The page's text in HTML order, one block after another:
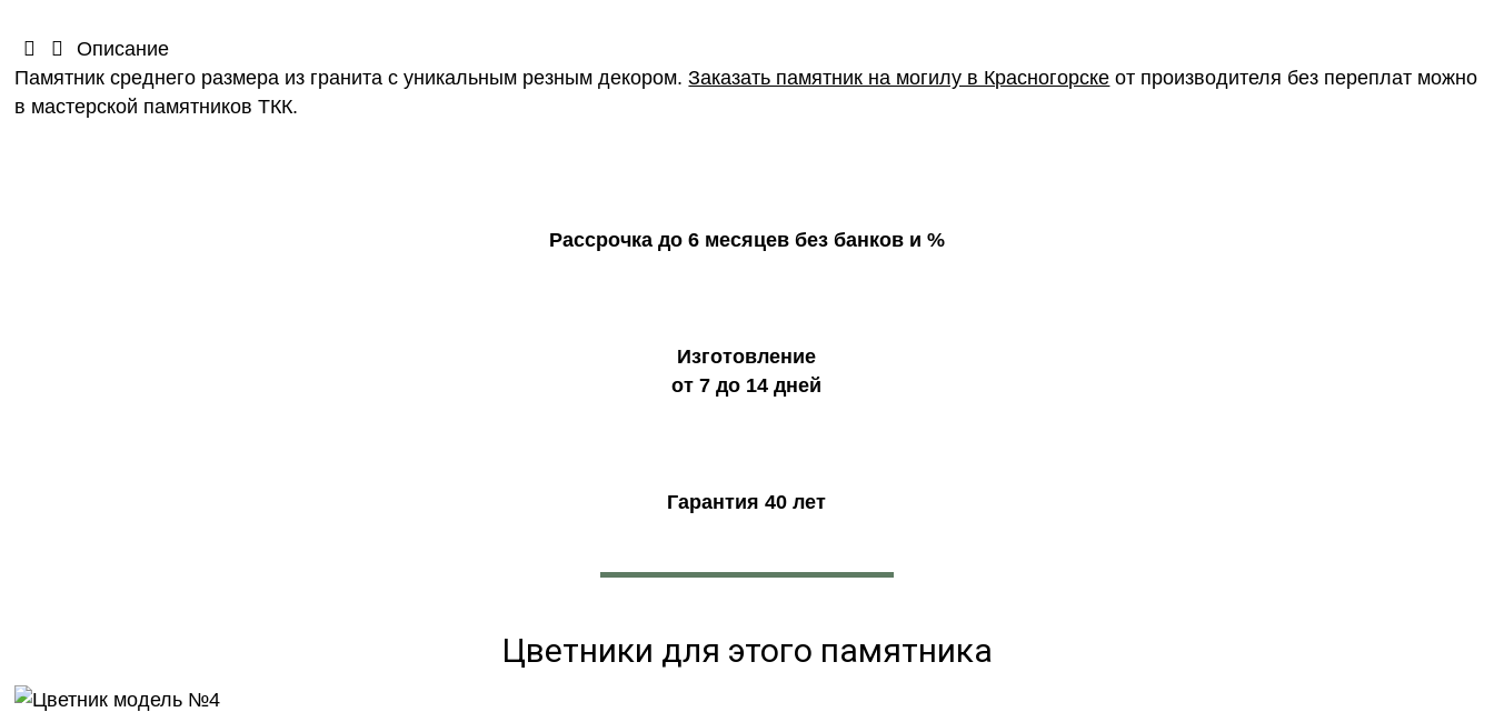
Описание
Памятник среднего размера из гранита с уникальным резным декором.Заказать памятник на могилу в Красногорске от производителя без переплат можно
в мастерской памятников ТКК.
Рассрочка до 6 месяцев без банков и %
Изготовление
от 7 до 14 дней
Гарантия 40 лет
Цветники для этого памятника